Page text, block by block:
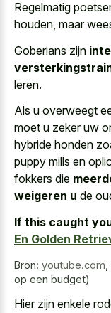
Regelmatig
houden, maar
Goberians zijn
leren.
Als u overweegt
moet u zeker uw
hybride honden
puppy mills en
fokkers die
weigeren u de
If this caught
En Golden
Bron: youtube.com
op een budget)
Hier zijn enkele